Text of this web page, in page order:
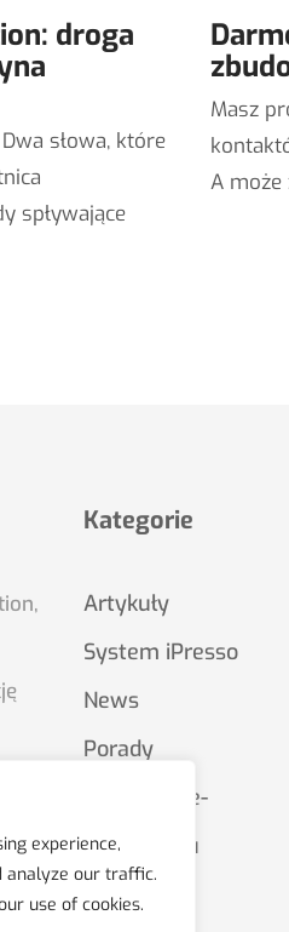
experience,
analyze our traffic.
use of cookies.
droga
słowa, które
spływające
Masz
A może
Kategorie
Artykuły
System iPresso
News
Porady
Podstawy e-
marketingu